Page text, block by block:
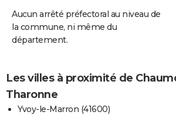
Aucun arrêté préfectoral au niveau de
la commune, ni même du
département.
Les villes à proximité de
Tharonne
Yvoy-le-Marron (41600)